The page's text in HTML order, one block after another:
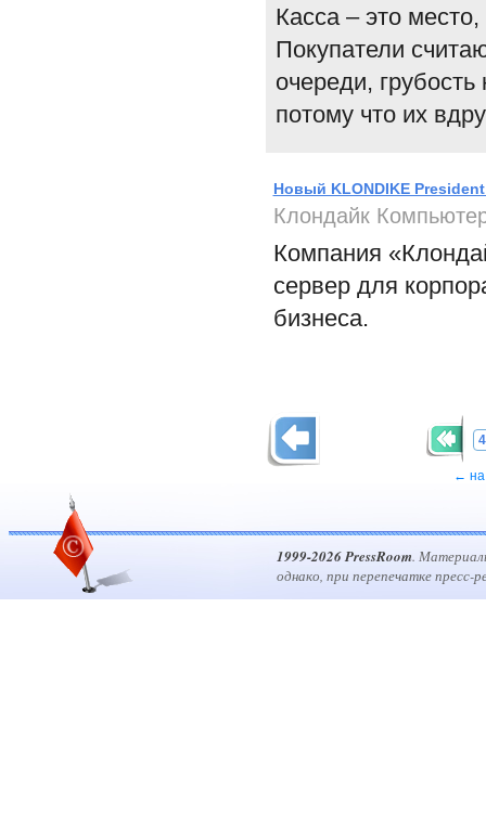
Касса – это
Покупатели
очереди,
потому что их
Новый KLONDIKE
Клондайк
Компания
сервер для
бизнеса.
← на
1999-2026 PressRoom.
однако, при перепечатке пресс-